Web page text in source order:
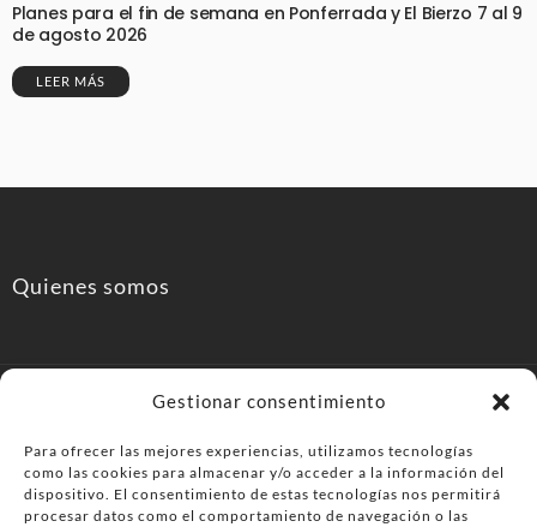
Gestionar consentimiento
Para ofrecer las mejores experiencias, utilizamos tecnologías
como las cookies para almacenar y/o acceder a la información del
dispositivo. El consentimiento de estas tecnologías nos permitirá
procesar datos como el comportamiento de navegación o las
Planes para el fin de semana en Ponferrada y El Bierzo 7 al 9
de agosto 2026
LEER MÁS
Quienes somos
PonferradaHoy.com